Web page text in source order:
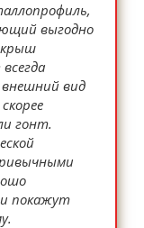
выгодно
крыш
вид
гонт.
покажут